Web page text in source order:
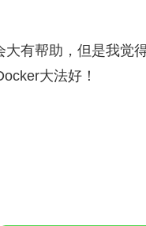
有帮助，但是我觉
大法好！